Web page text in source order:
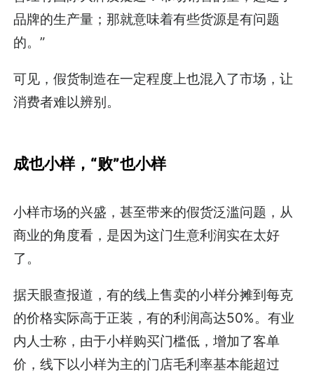
品牌的生产量；那就意味着有些货源是有问题
的。”
可见，假货制造在一定程度上也混入了市场，让
消费者难以辨别。
成也小样，“败”也小样
小样市场的兴盛，甚至带来的假货泛滥问题，从
商业的角度看，是因为这门生意利润实在太好
了。
据天眼查报道，有的线上售卖的小样分摊到每克
的价格实际高于正装，有的利润高达50%。有业
内人士称，由于小样购买门槛低，增加了客单
价，线下以小样为主的门店毛利率基本能超过